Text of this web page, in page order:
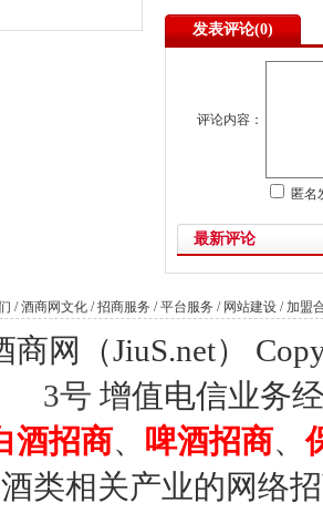
发表评论(0)
评论内容：
匿
最新评论
/酒商网文化 /招商服务 /平台服务 / 网站建设 /加盟
商网（JiuS.net）
3号 增值电信业务
酒招商、 啤酒招商、
酒类相关产业的网络